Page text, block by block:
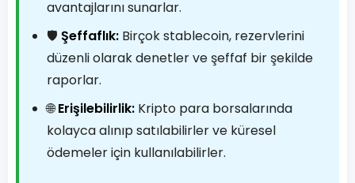
avantajlarını sunarlar.
🛡️ Şeffaflık: Birçok stablecoin, rezervlerini
düzenli olarak denetler ve şeffaf bir şekilde
raporlar.
🌐Erişilebilirlik: Kripto para borsalarında
kolayca alınıp satılabilirler ve küresel
ödemeler için kullanılabilirler.